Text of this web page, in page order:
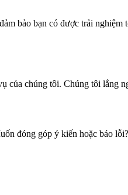
bảo bạn có được trải
của chúng tôi. Chúng tôi lắng
đóng góp ý kiến hoặc báo